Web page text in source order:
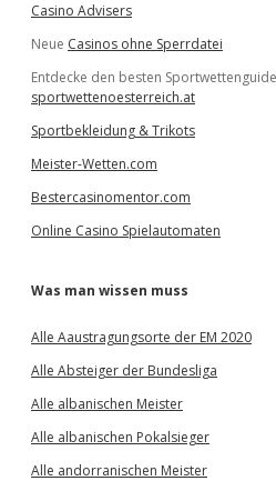
Casino Advisers
Neue Casinos ohne Sperrdatei
Entdecke den besten
sportwettenoesterreich.at
Sportbekleidung & Trikots
Meister-Wetten.com
Bestercasinomentor.com
Online Casino Spielautomaten
Was man wissen muss
Alle Aaustragungsorte der EM 2020
Alle Absteiger der Bundesliga
Alle albanischen Meister
Alle albanischen Pokalsieger
Alle andorranischen Meister